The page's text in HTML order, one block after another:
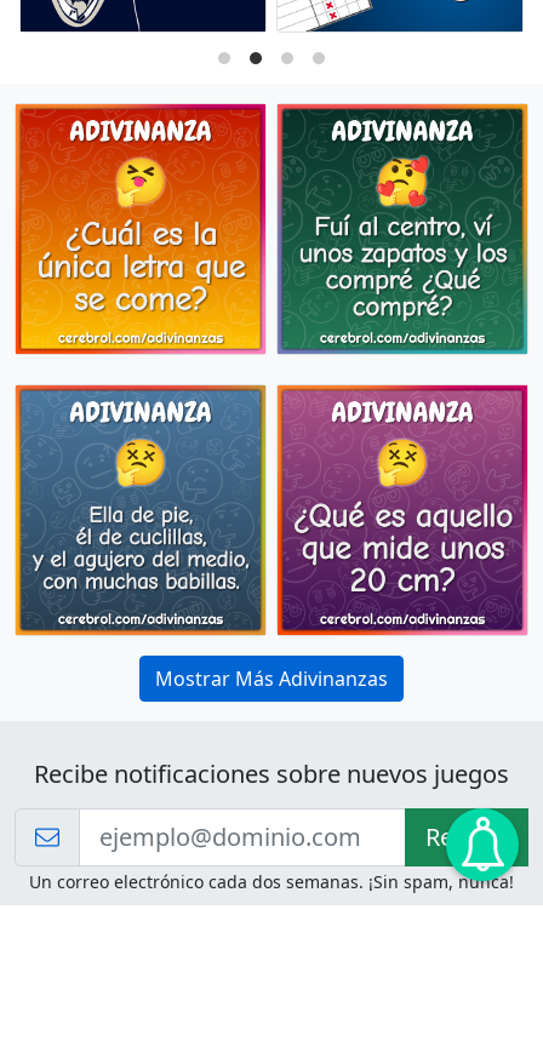
Mostrar Más Adivinanzas
Recibe notificaciones sobre nuevos juegos
Recibir!
Un correo electrónico cada dos semanas. ¡Sin spam, nunca!